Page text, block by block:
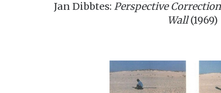
Jan Dibbtes:Perspective
Wall(1969)